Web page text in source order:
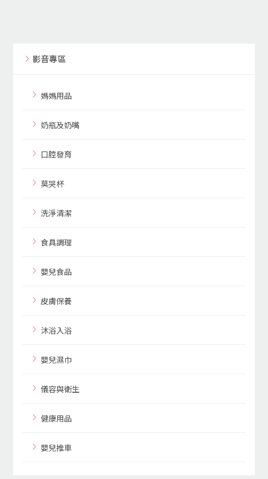
影音專區
媽媽用品
奶瓶及奶嘴
口腔發育
莫哭杯
洗淨清潔
食具調理
嬰兒食品
皮膚保養
沐浴入浴
嬰兒濕巾
儀容與衛生
健康用品
嬰兒推車